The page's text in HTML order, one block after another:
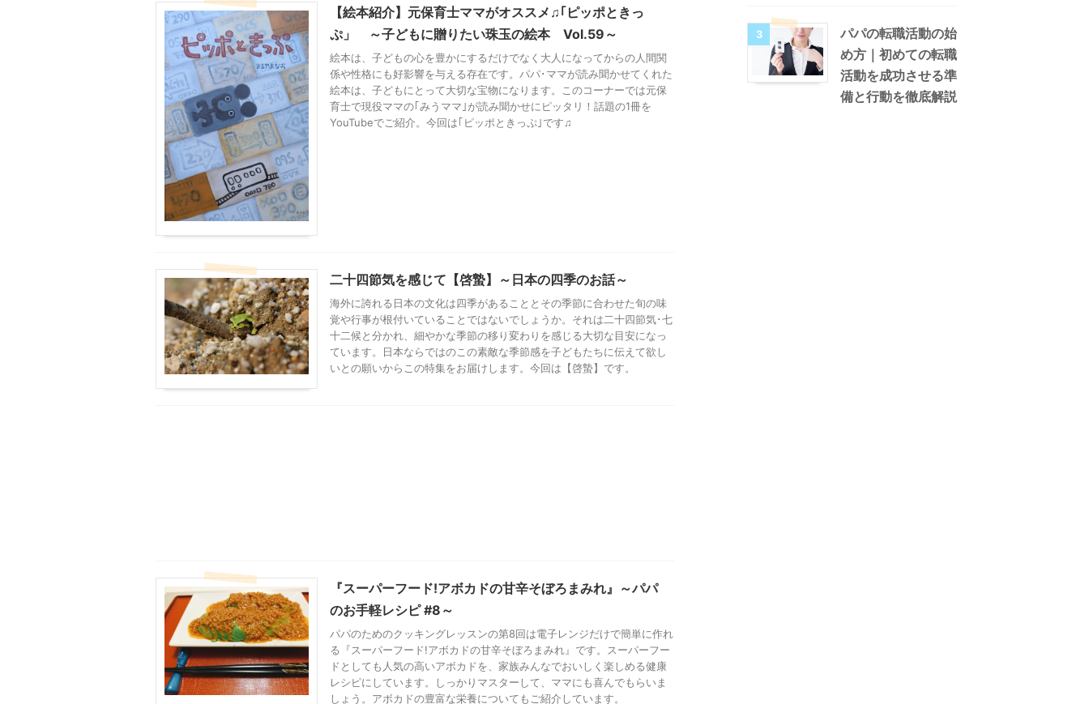
【絵本紹介】元保育士ママがオススメ♫｢ピッポときっ
ぷ」 ～子どもに贈りたい珠玉の絵本 Vol.59～
絵本は、子どもの心を豊かにするだけでなく大人になってからの人間関
係や性格にも好影響を与える存在です。パパ･ママが読み聞かせてくれた
絵本は、子どもにとって大切な宝物になります。このコーナーでは元保
育士で現役ママの｢みうママ｣が読み聞かせにピッタリ！話題の1冊を
YouTubeでご紹介。今回は｢ピッポときっぷ｣です♫
二十四節気を感じて【啓蟄】～日本の四季のお話～
海外に誇れる日本の文化は四季があることとその季節に合わせた旬の味
覚や行事が根付いていることではないでしょうか。それは二十四節気･七
十二候と分かれ、細やかな季節の移り変わりを感じる大切な目安になっ
ています。日本ならではのこの素敵な季節感を子どもたちに伝えて欲し
いとの願いからこの特集をお届けします。今回は【啓蟄】です。
『スーパーフード!アボカドの甘辛そぼろまみれ』～パパ
のお手軽レシピ #8～
パパのためのクッキングレッスンの第8回は電子レンジだけで簡単に作れ
る『スーパーフード!アボカドの甘辛そぼろまみれ』です。スーパーフー
ドとしても人気の高いアボカドを、家族みんなでおいしく楽しめる健康
レシピにしています。しっかりマスターして、ママにも喜んでもらいま
しょう。アボカドの豊富な栄養についてもご紹介しています。
3
パパの転職活動の始
め方｜初めての転職
活動を成功させる準
備と行動を徹底解説